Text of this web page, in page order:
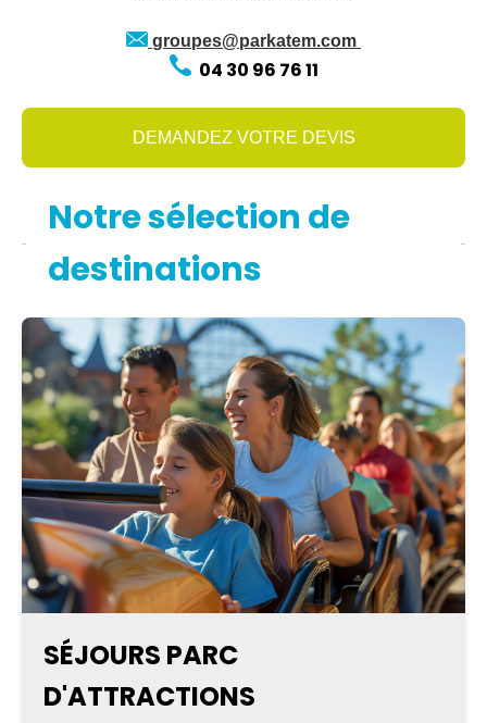
groupes@parkatem.com
04 30 96 76 11
DEMANDEZ VOTRE DEVIS
Notre sélection de
destinations
SÉJOURS PARC
D'ATTRACTIONS